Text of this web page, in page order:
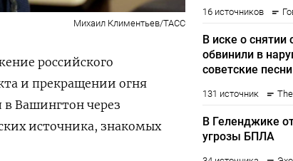
Михаил Климентьев/ТАСС
российского
и прекращении огня
в Вашингтон через
источника, знакомых